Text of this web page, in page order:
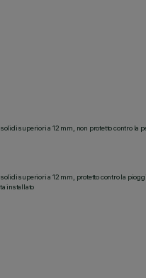
superiori a 12 mm, non protetto contro la
superiori a 12 mm, protetto contro la
installato